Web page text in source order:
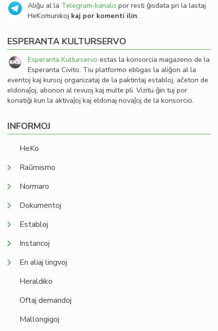
Aliĝu al la Telegram-kanalo por resti ĝisdata pri la lastaj
HeKomunikoj kaj por komenti ilin.
ESPERANTA KULTURSERVO
Esperanta Kulturservo estas la konsorcia magazeno de la
Esperanta Civito. Tiu platformo ebligas la aliĝon al la
eventoj kaj kursoj organizataj de la paktintaj establoj, aĉeton de
eldonaĵoj, abonon al revuoj kaj multe pli. Vizitu ĝin tuj por
konatiĝi kun la aktivaĵoj kaj eldonaj novaĵoj de la konsorcio.
INFORMOJ
HeKo
Raŭmismo
Normaro
Dokumentoj
Establoj
Instancoj
En aliaj lingvoj
Heraldiko
Oftaj demandoj
Mallongigoj